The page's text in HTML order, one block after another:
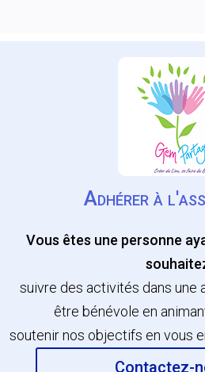
Adhérer à
Vous êtes une personne
suivre des activités dans une
être bénévole en
soutenir nos objectifs en vous
Contactez-